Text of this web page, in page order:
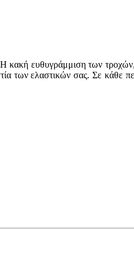
κακή ευθυγράμμιση των
των ελαστικών σας. Σε κάθε